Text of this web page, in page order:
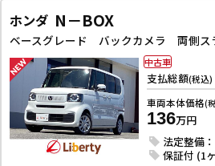
ホンダ N－BOX
支払総額(税込)
車両本体価格(
136万円
法定整備
保証付 (1
中古車